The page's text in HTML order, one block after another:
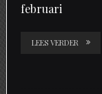
februari
LEES VERDER